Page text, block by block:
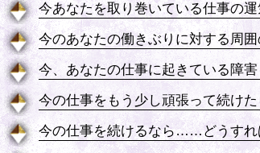
今あなたを取り巻いている仕事の
今のあなたの働きぶりに対する周
今、あなたの仕事に起きている障害
今の仕事をもう少し頑張って続けた
今の仕事を続けるなら……どうすれ